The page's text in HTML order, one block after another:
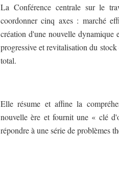
La Conférence centrale sur le
coordonner cinq axes : marché
création d'une nouvelle dynamique
progressive et revitalisation du
total.
Elle résume et affine la
nouvelle ère et fournit une « clé
répondre à une série de problèmes